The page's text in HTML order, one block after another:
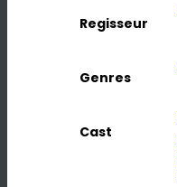
Regisseur
Genres
Cast